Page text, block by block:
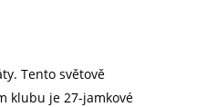
Tento světově
klubu je 27-jamkové